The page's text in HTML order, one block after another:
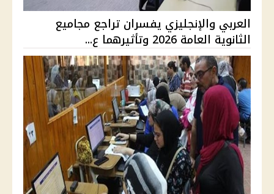
العربي والإنجليزي يفسران تراجع مجاميع
الثانوية العامة 2026 وتأثيرهما ع...